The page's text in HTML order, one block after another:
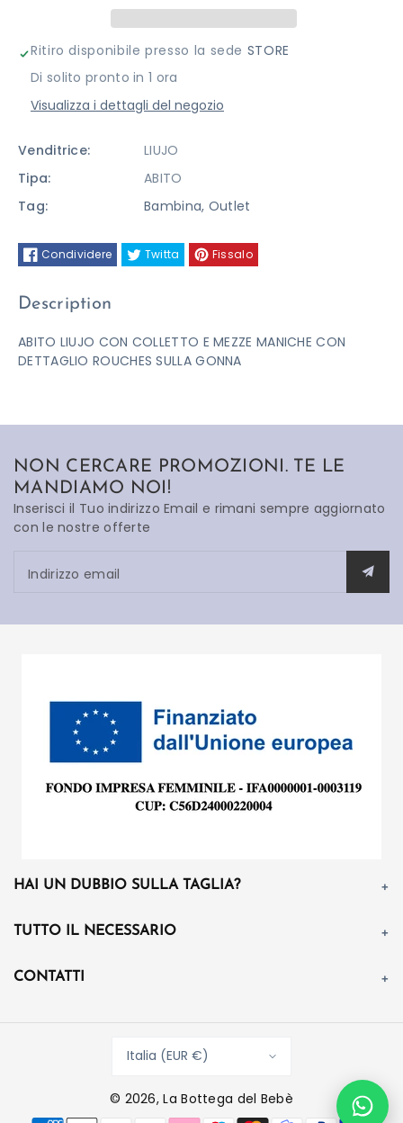
LIUJO
Ritiro disponibile presso la sede STORE
Di solito pronto in 1 ora
Visualizza i dettagli del negozio
Venditrice:
LIUJO
Tipa:
ABITO
Tag:
Bambina, Outlet
Condividere Twitta Fissalo
Description
ABITO LIUJO CON COLLETTO E MEZZE MANICHE CON
DETTAGLIO ROUCHES SULLA GONNA
NON CERCARE PROMOZIONI. TE LE
MANDIAMO NOI!
Inserisci il Tuo indirizzo Email e rimani sempre aggiornato
con le nostre offerte
Indirizzo email
HAI UN DUBBIO SULLA TAGLIA?
TUTTO IL NECESSARIO
CONTATTI
Italia (EUR €)
© 2026,La Bottega del Bebè